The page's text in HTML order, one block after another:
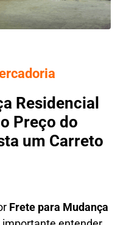
Residencial
Preço do
um Carreto
Frete para Mudança